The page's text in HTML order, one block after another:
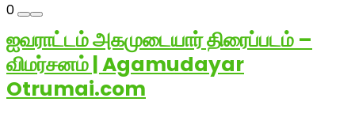
0
ஐவராட்டம் அகமுடையார் திரைப்படம் –
விமர்சனம் | Agamudayar
Otrumai.com